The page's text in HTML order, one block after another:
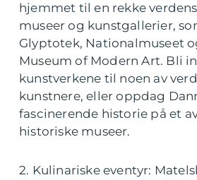
hjemmet til en rekke
museer og kunstgallerier,
Glyptotek, Nationalmuseet
Museum of Modern Art. Bli
kunstverkene til noen av
kunstnere, eller oppdag
fascinerende historie på et
historiske museer.
2. Kulinariske eventyr: